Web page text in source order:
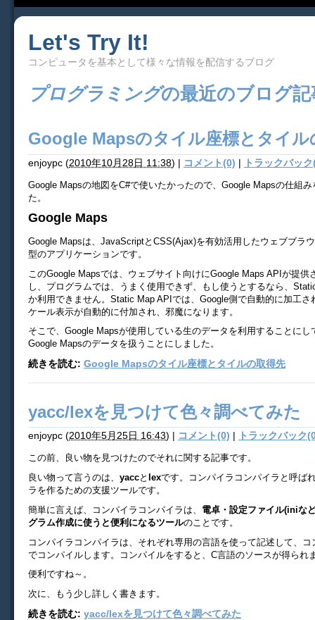
Let's Try It!
コンピュータを基本として様々な情報を配信するブログ
プログラミングの最近のブログ記
Google Mapsのタイル座標とタイル
enjoypc (2010年10月28日 11:38) | コメント(0) | トラックバッ
Google Mapsの地図をC#で使いたかったので、Google Mapsの仕組
た。
Google Maps
Google Mapsは、JavaScriptとCSS(Ajax)を有効活用したウェブブラ
型のアプリケーションです。
このGoogle Mapsでは、ウェブサイト向けにGoogle Maps APIが提供
し、プログラムでは、うまく使用できず、もし使うとするなら、
か利用できません。Static Map APIでは、Google側で自動的に加工さ
ケール表示が自動的に付加され、邪魔になります。
そこで、Google Mapsが使用している生のデータを利用することにし
Google Mapsのデータを扱うことにしました。
続きを読む: Google Mapsのタイル座標とタイルの取得先
yacc/lexを見つけて色々調べてみた
enjoypc (2010年5月25日 16:43) | コメント(0) | トラックバック
この前、良い物を見つけたのでそれに関する記事です。
良い物って言うのは、 yaccと lexです。コンパイラコンパイラと呼ば
ラを作るための支援ツールです。
簡単に言えば、コンパイラコンパイラは、 電卓・設定ファイル(iniな
グラム作成に使うと便利になるツールのことです。
コンパイラコンパイラは、それぞれ専用の言語を使って記述して、
でコンパイルします。コンパイルをすると、C言語のソースが得られ
便利ですね～。
次に、もう少し詳しく書きます。
続きを読む: yacc/lexを見つけて色々調べてみた